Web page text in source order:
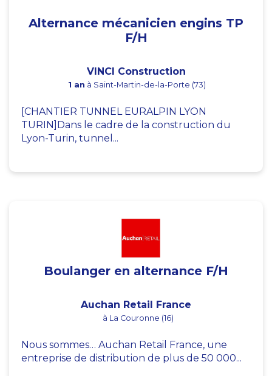
Alternance mécanicien engins TP
F/H
VINCI Construction
1 an à Saint-Martin-de-la-Porte (73)
[CHANTIER TUNNEL EURALPIN LYON
TURIN]Dans le cadre de la construction du
Lyon-Turin, tunnel...
Boulanger en alternance F/H
Auchan Retail France
à La Couronne (16)
Nous sommes… Auchan Retail France, une
entreprise de distribution de plus de 50 000...